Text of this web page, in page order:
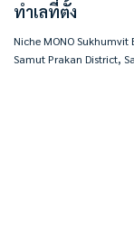
นิช โมโน สุขุมวิท แบริ่ง
ซอย สุขุมวิท 70 ตำบล สำโ
#BESTHOMECONDO#
ทำเลที่ตั้ง
Niche MONO
Samut Prakan District,